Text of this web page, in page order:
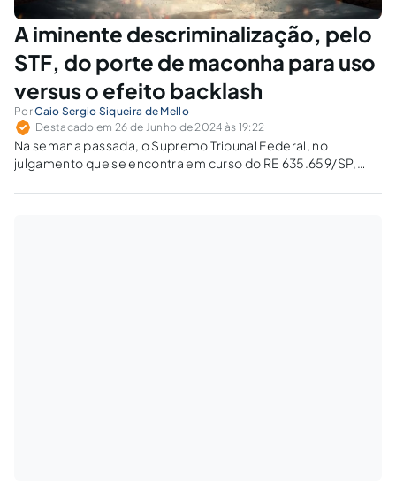
A iminente descriminalização, pelo
STF, do porte de maconha para uso
versus o efeito backlash
PorCaio Sergio Siqueira de Mello
Destacado em 26 de Junho de 2024 às 19:22
Na semana passada, o Supremo Tribunal Federal, no
julgamento que se encontra em curso do RE 635.659/SP,
de repercussão geral, dar interpretação ao art. 28 da Lei de